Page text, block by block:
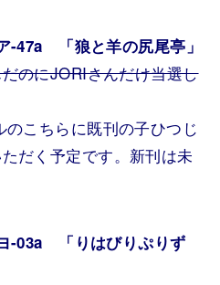
47a 「狼と羊の尻尾亭」
のにJORIさんだけ当選し
こちらに既刊の子ひつじ
だく予定です。新刊は未
03a 「りはびりぷりず